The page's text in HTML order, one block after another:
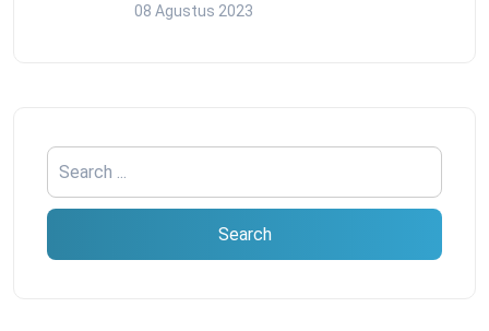
08 Agustus 2023